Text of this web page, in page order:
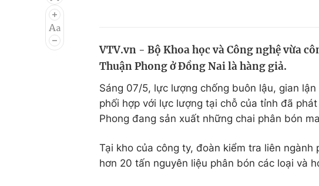
Điện ảnh
Âm nhạc
Chất lượng cuộc sống
VTV.vn - Bộ Khoa học và Công nghệ vừa
Thuận Phong ở Đồng Nai là hàng giả.
Sáng 07/5, lực lượng chống buôn lậu, gian
phối hợp với lực lượng tại chỗ của tỉnh đã
Phong đang sản xuất những chai phân bón
Tại kho của công ty, đoàn kiểm tra liên
hơn 20 tấn nguyên liệu phân bón các loại và